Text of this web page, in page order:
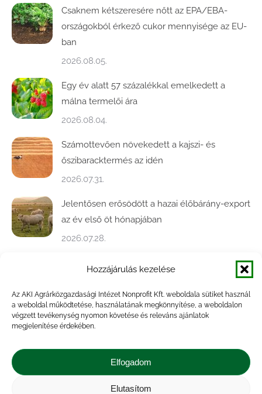
Hozzájárulás kezelése
Az AKI Agrárközgazdasági Intézet Nonprofit Kft. weboldala sütiket használ
a weboldal működtetése, használatának megkönnyítése, a weboldalon
végzett tevékenység nyomon követése és releváns ajánlatok
megjelenítése érdekében.
Elfogadom
Elutasítom
Csaknem kétszeresére nőtt az EPA/EBA-
országokból érkező cukor mennyisége az EU-
ban
2026.08.05.
Egy év alatt 57 százalékkal emelkedett a
málna termelői ára
2026.08.04.
Számottevően növekedett a kajszi- és
őszibaracktermés az idén
2026.07.31.
Jelentősen erősödött a hazai élőbárány-export
az év első öt hónapjában
2026.07.28.
Közel ötödével bővült a baromfivágás
2026.07.28.
A végéhez közelít az őszi búza betakarítása
Kapcsolat |